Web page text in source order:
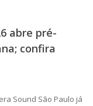
abre pré-
confira
Sound São Paulo já